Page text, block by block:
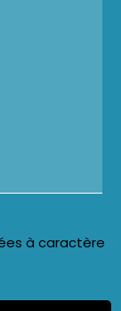
à caractère